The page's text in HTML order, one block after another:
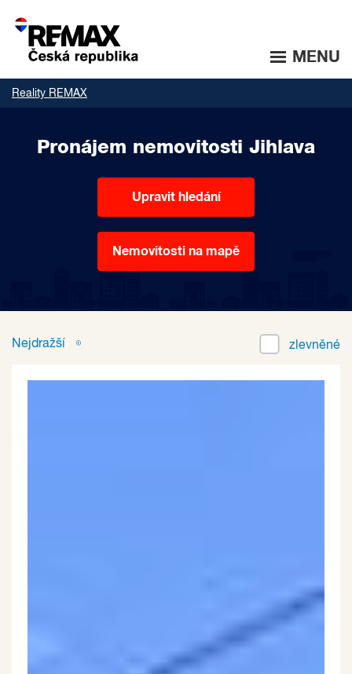
MENU
Reality REMAX
Pronájem nemovitosti Jihlava
Upravit hledání
Nemovitosti na mapě
Nejdražší zlevněné